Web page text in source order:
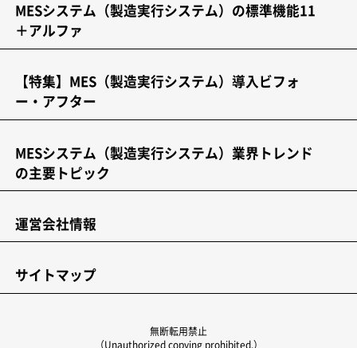
MESシステム（製造実行システム）の標準機能11
＋アルファ
【特集】MES（製造実行システム）導入ビフォ
ー・アフター
MESシステム（製造実行システム）業界トレンド
の主要トピック
運営会社情報
サイトマップ
無断転用禁止
（Unauthorized copying prohibited.）